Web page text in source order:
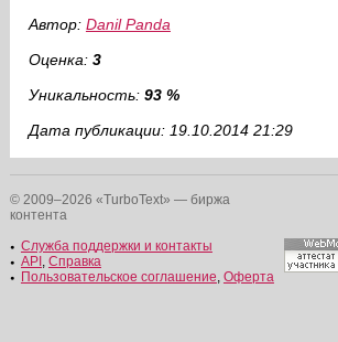
Автор: Danil Panda
Оценка: 3
Уникальность: 93 %
Дата публикации: 19.10.2014 21:29
© 2009–2026 «TurboText» — биржа
контента
Служба поддержки и контакты
API , Справка
Пользовательское соглашение, Оферта